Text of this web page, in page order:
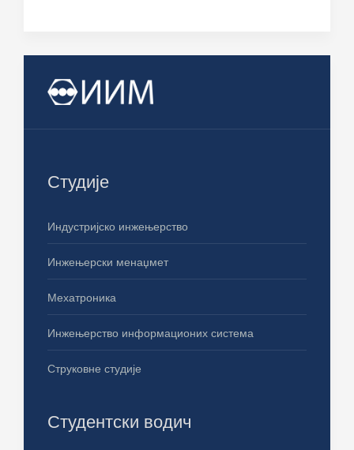
Студије
Индустријско инжењерство
Инжењерски менаџмет
Мехатроника
Инжењерство информационих система
Струковне студије
Студентски водич